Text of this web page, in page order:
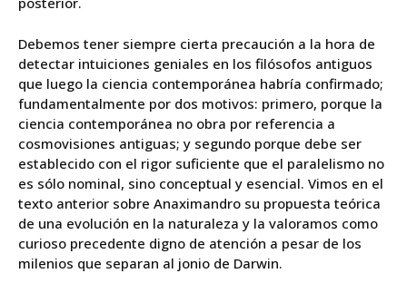
Debemos tener siempre cierta precaución a la hora de
detectar intuiciones geniales en los filósofos antiguos
que luego la ciencia contemporánea habría confirmado;
fundamentalmente por dos motivos: primero, porque la
ciencia contemporánea no obra por referencia a
cosmovisiones antiguas; y segundo porque debe ser
establecido con el rigor suficiente que el paralelismo no
es sólo nominal, sino conceptual y esencial. Vimos en el
texto anterior sobre Anaximandro su propuesta teórica
de una evolución en la naturaleza y la valoramos como
curioso precedente digno de atención a pesar de los
milenios que separan al jonio de Darwin.